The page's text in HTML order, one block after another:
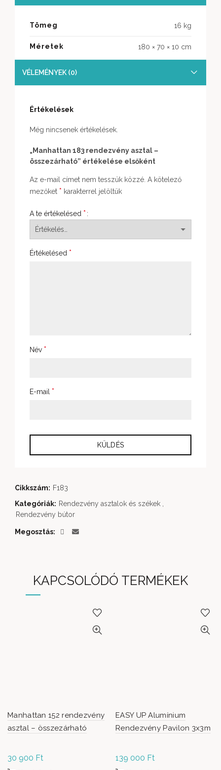
Tömeg 16 kg
Méretek 180 × 70 × 10 cm
VÉLEMÉNYEK (0)
Értékelések
Még nincsenek értékelések.
„Manhattan 183 rendezvény asztal –
összezárható” értékelése elsőként
Az e-mail címet nem tesszük közzé. A kötelező
mezőket * karakterrel jelöltük
A te értékelésed *
Értékelésed *
Név *
E-mail *
Cikkszám: F183
Kategóriák: Rendezvény asztalok és székek
Rendezvény bútor
Megosztás
KAPCSOLÓDÓ TERMÉKEK
Manhattan 152 rendezvény
asztal – összezárható
30 900 Ft
EASY UP Alumínium
Rendezvény Pavilon 3x3m
139 000 Ft